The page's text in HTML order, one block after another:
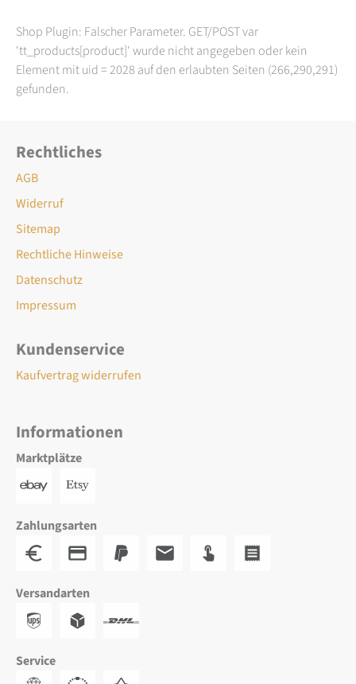
Shop Plugin: Falscher Parameter. GET/POST var
'tt_products[product]' wurde nicht angegeben oder kein
Element mit uid = 2028 auf den erlaubten Seiten (266,290,291)
gefunden.
Rechtliches
AGB
Widerruf
Sitemap
Rechtliche Hinweise
Datenschutz
Impressum
Kundenservice
Kaufvertrag widerrufen
Informationen
Marktplätze
Zahlungsarten
Versandarten
Service